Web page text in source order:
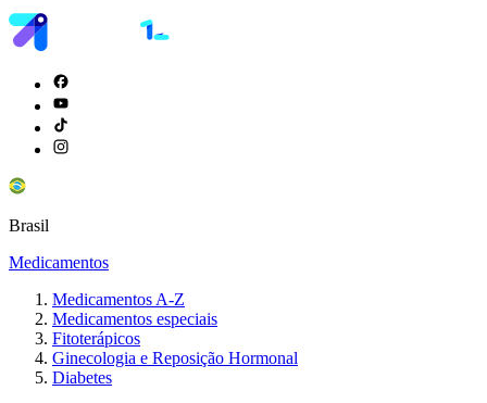
Brasil
Medicamentos
Medicamentos A-Z
Medicamentos especiais
Fitoterápicos
Ginecologia e Reposição Hormonal
Diabetes